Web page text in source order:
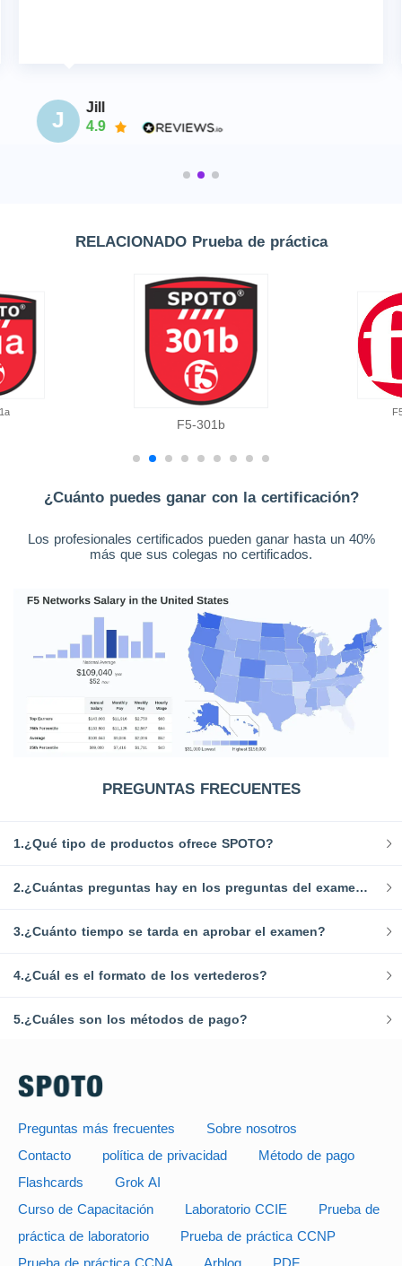
J
Jill
4.9
RELACIONADO Prueba de práctica
F5-301b
¿Cuánto puedes ganar con la certificación?
Los profesionales certificados pueden ganar hasta un 40%
más que sus colegas no certificados.
PREGUNTAS FRECUENTES
1.¿Qué tipo de productos ofrece SPOTO?
2.¿Cuántas preguntas hay en los preguntas del examen de examen de F5?
3.¿Cuánto tiempo se tarda en aprobar el examen?
4.¿Cuál es el formato de los vertederos?
5.¿Cuáles son los métodos de pago?
Preguntas más frecuentes
Sobre nosotros
Contacto
política de privacidad
Método de pago
Flashcards
Grok AI
Curso de Capacitación
Laboratorio CCIE
Prueba de
práctica de laboratorio
Prueba de práctica CCNP
Prueba de práctica CCNA
Arblog PDF